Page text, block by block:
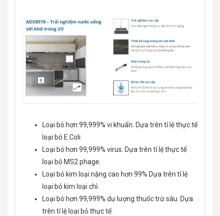
Loại bỏ hơn 99,999% vi khuẩn. Dựa trên tỉ lệ thực tế
loại bỏ E.Coli
Loại bỏ hơn 99,999% virus. Dựa trên tỉ lệ thực tế
loại bỏ MS2 phage.
Loại bỏ kim loại nặng cao hơn 99% Dựa trên tỉ lệ
loại bỏ kim loại chì.
Loại bỏ hơn 99,999% dư lượng thuốc trừ sâu. Dựa
trên tỉ lệ loại bỏ thực tế.